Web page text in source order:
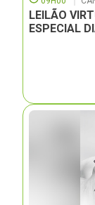
LEILÃO
ESPECIAL